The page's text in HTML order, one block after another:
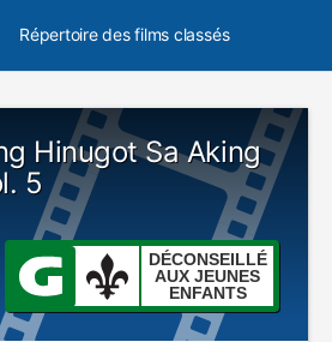
Répertoire des films classés
Hinugot Sa Aking
5
DÉCONSEILLÉ
AUX JEUNES
ENFANTS